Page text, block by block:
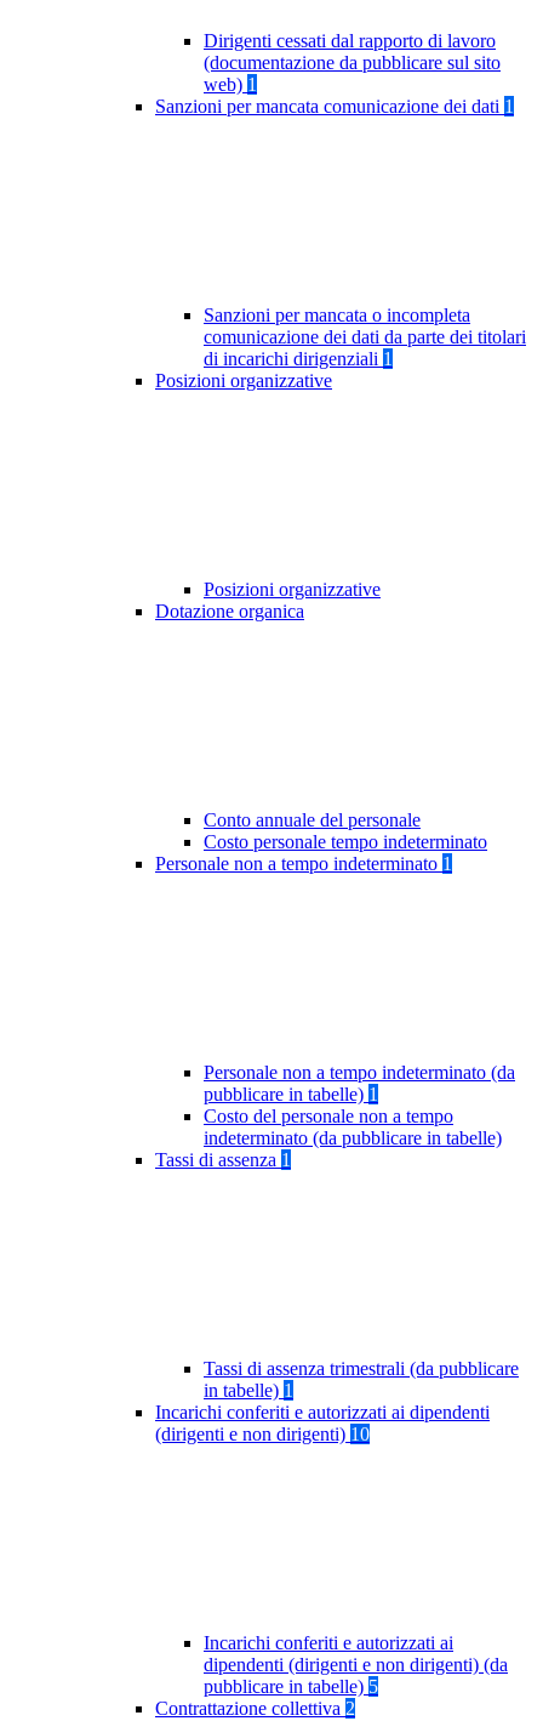
Dirigenti cessati dal rapporto di lavoro
(documentazione da pubblicare sul sito
web) 1
Sanzioni per mancata comunicazione dei dati 1
Sanzioni per mancata o incompleta
comunicazione dei dati da parte dei titolari
di incarichi dirigenziali 1
Posizioni organizzative
Posizioni organizzative
Dotazione organica
Conto annuale del personale
Costo personale tempo indeterminato
Personale non a tempo indeterminato 1
Personale non a tempo indeterminato (da
pubblicare in tabelle) 1
Costo del personale non a tempo
indeterminato (da pubblicare in tabelle)
Tassi di assenza 1
Tassi di assenza trimestrali (da pubblicare
in tabelle) 1
Incarichi conferiti e autorizzati ai dipendenti
(dirigenti e non dirigenti) 10
Incarichi conferiti e autorizzati ai
dipendenti (dirigenti e non dirigenti) (da
pubblicare in tabelle) 5
Contrattazione collettiva 2